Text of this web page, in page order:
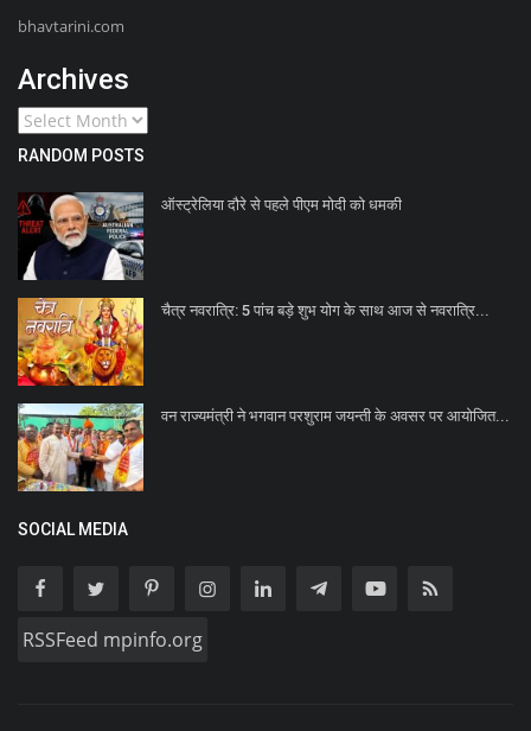
bhavtarini.com
Archives
RANDOM POSTS
ऑस्ट्रेलिया दौरे से पहले पीएम मोदी को धमकी
चैत्र नवरात्रि: 5 पांच बड़े शुभ योग के साथ आज से नवरात्रि...
वन राज्यमंत्री ने भगवान परशुराम जयन्ती के अवसर पर आयोजित...
SOCIAL MEDIA
RSSFeed mpinfo.org